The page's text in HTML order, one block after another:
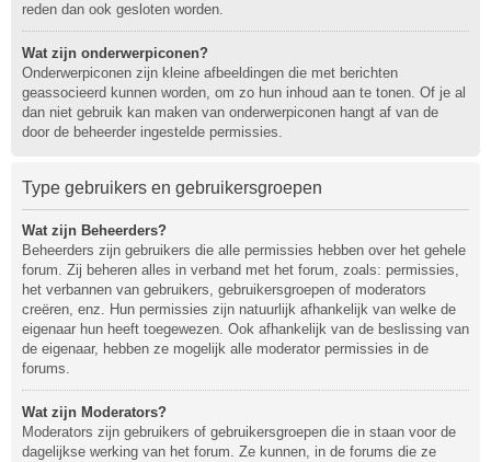
reden dan ook gesloten worden.
Wat zijn onderwerpiconen?
Onderwerpiconen zijn kleine afbeeldingen die met berichten
geassocieerd kunnen worden, om zo hun inhoud aan te tonen. Of je al
dan niet gebruik kan maken van onderwerpiconen hangt af van de
door de beheerder ingestelde permissies.
Type gebruikers en gebruikersgroepen
Wat zijn Beheerders?
Beheerders zijn gebruikers die alle permissies hebben over het gehele
forum. Zij beheren alles in verband met het forum, zoals: permissies,
het verbannen van gebruikers, gebruikersgroepen of moderators
creëren, enz. Hun permissies zijn natuurlijk afhankelijk van welke de
eigenaar hun heeft toegewezen. Ook afhankelijk van de beslissing van
de eigenaar, hebben ze mogelijk alle moderator permissies in de
forums.
Wat zijn Moderators?
Moderators zijn gebruikers of gebruikersgroepen die in staan voor de
dagelijkse werking van het forum. Ze kunnen, in de forums die ze